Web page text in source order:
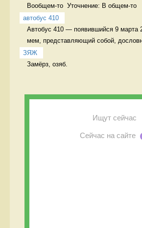
Вообщем-то  Уточнение: В общем-то
автобус 410
Автобус 410 — появившийся 9 марта
мем, представляющий собой,
ЗЯЖ
Замёрз, озяб.
Ищут сейчас
Сейчас на сайте